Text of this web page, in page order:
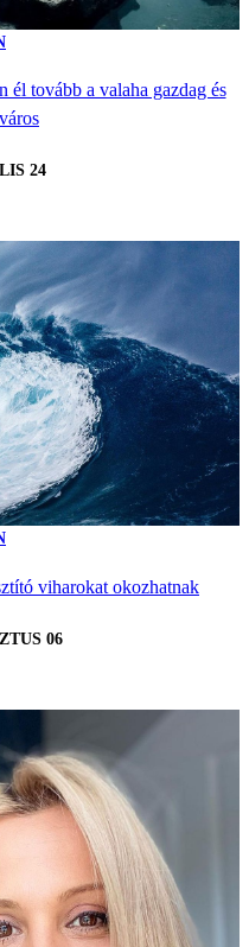
él tovább a valaha gazdag és
24
viharokat okozhatnak
06